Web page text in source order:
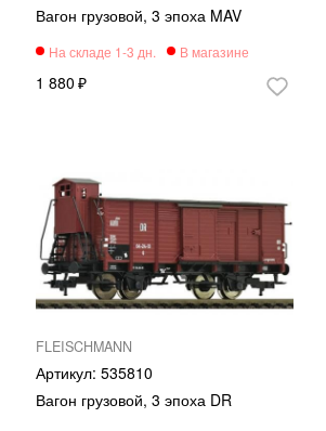
Вагон грузовой, 3 эпоха MAV
1 880
FLEISCHMANN
535810
Вагон грузовой, 3 эпоха DR